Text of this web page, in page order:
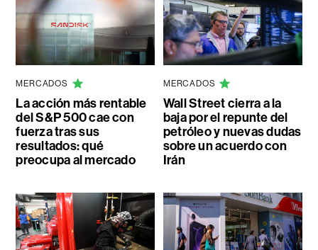
MERCADOS
La acción más rentable
del S&P 500 cae con
fuerza tras sus
resultados: qué
preocupa al mercado
MERCADOS
Wall Street cierra a la
baja por el repunte del
petróleo y nuevas dudas
sobre un acuerdo con
Irán